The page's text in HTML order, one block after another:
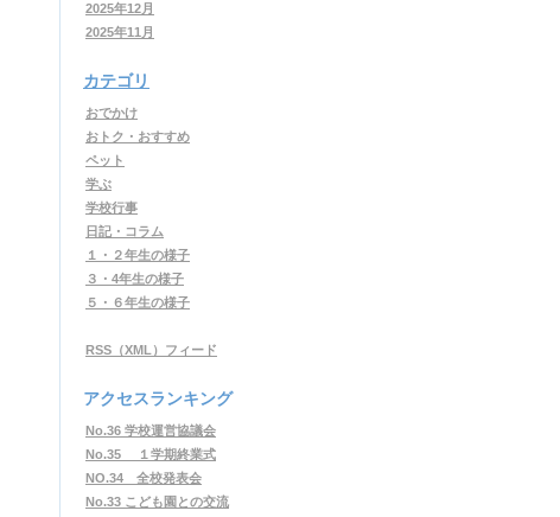
2025年12月
2025年11月
カテゴリ
おでかけ
おトク・おすすめ
ペット
学ぶ
学校行事
日記・コラム
１・２年生の様子
３・4年生の様子
５・６年生の様子
RSS（XML）フィード
アクセスランキング
No.36 学校運営協議会
No.35 １学期終業式
NO.34 全校発表会
No.33 こども園との交流